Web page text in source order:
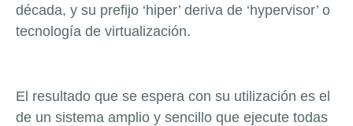
década, y su prefijo ‘hiper’ deriva de ‘hypervisor’ o
tecnología de virtualización.
El resultado que se espera con su utilización es el
de un sistema amplio y sencillo que ejecute todas